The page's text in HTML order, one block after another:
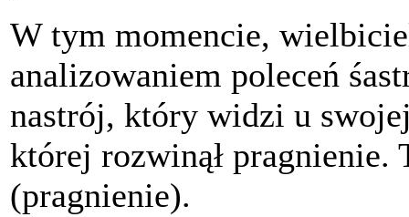
W tym momencie,
analizowaniem poleceń
nastrój, który widzi u
której rozwinął pragnienie.
(pragnienie).